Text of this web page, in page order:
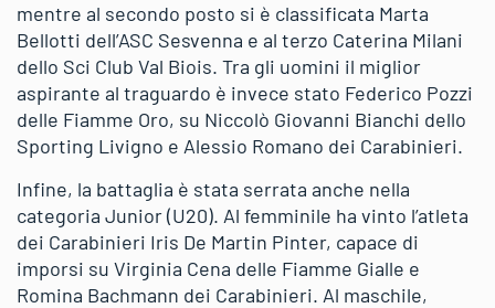
mentre al secondo posto si è classificata Marta
Bellotti dell’ASC Sesvenna e al terzo Caterina Milani
dello Sci Club Val Biois. Tra gli uomini il miglior
aspirante al traguardo è invece stato Federico Pozzi
delle Fiamme Oro, su Niccolò Giovanni Bianchi dello
Sporting Livigno e Alessio Romano dei Carabinieri.
Infine, la battaglia è stata serrata anche nella
categoria Junior (U20). Al femminile ha vinto l’atleta
dei Carabinieri Iris De Martin Pinter, capace di
imporsi su Virginia Cena delle Fiamme Gialle e
Romina Bachmann dei Carabinieri. Al maschile,